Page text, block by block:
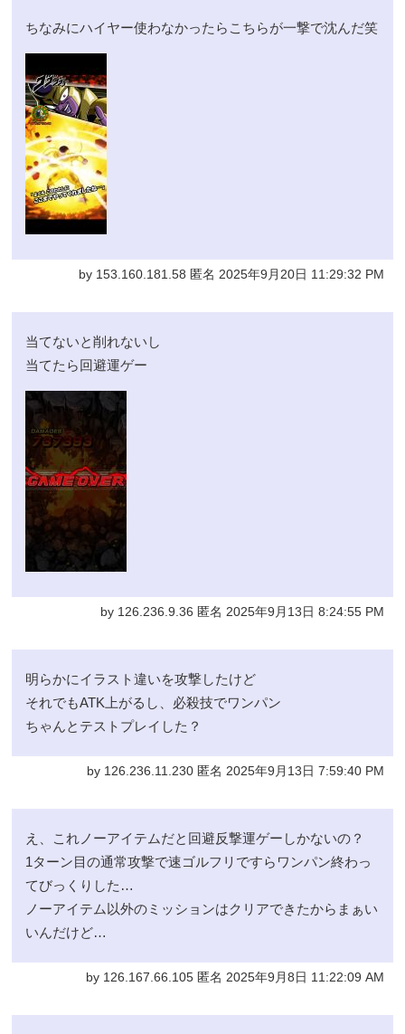
ちなみにハイヤー使わなかったらこちらが一撃で沈んだ笑
by 153.160.181.58 匿名 2025年9月20日 11:29:32 PM
当てないと削れないし
当てたら回避運ゲー
by 126.236.9.36 匿名 2025年9月13日 8:24:55 PM
明らかにイラスト違いを攻撃したけど
それでもATK上がるし、必殺技でワンパン
ちゃんとテストプレイした？
by 126.236.11.230 匿名 2025年9月13日 7:59:40 PM
え、これノーアイテムだと回避反撃運ゲーしかないの？
1ターン目の通常攻撃で速ゴルフリですらワンパン終わっ
てびっくりした…
ノーアイテム以外のミッションはクリアできたからまぁい
いんだけど…
by 126.167.66.105 匿名 2025年9月8日 11:22:09 AM